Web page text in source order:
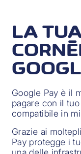
LA
Google Pay è il
pagare con il
compatibile in
Grazie ai
Pay protegge i